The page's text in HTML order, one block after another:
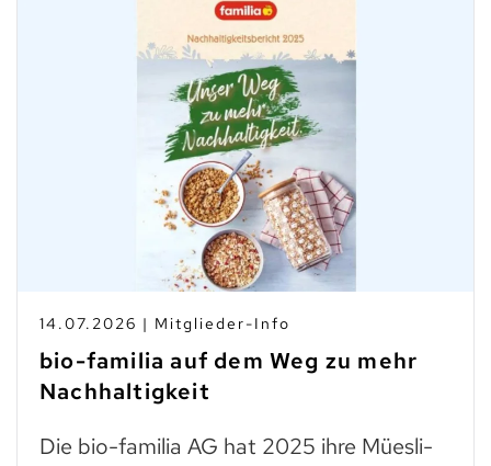
14.07.2026 | Mitglieder-Info
bio-familia auf dem Weg zu mehr
Nachhaltigkeit
Die bio-familia AG hat 2025 ihre Müesli-